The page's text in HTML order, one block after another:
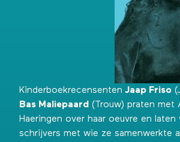
Kinderboekrecensenten Jaap Friso
Bas Maliepaard (Trouw) praten met
Haeringen over haar oeuvre en laten
schrijvers met wie ze samenwerkte